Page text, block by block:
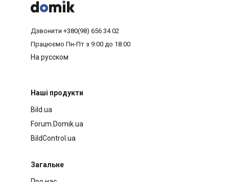



Дзвонити +380(98) 656 34 02
Працюємо Пн-Пт з 9:00 до 18:00
На русском
Наші продукти
Bild.ua
Forum.Domik.ua
BildControl.ua
Загальне